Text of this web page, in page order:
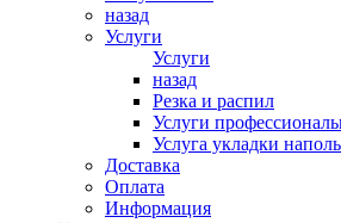
назад
Услуги
Услуги
назад
Резка и распил
Услуги
Услуга укладки
Доставка
Оплата
Информация